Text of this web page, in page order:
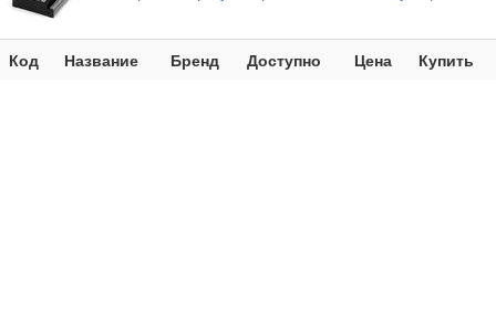
Код Название Бренд Доступно Цена Купить